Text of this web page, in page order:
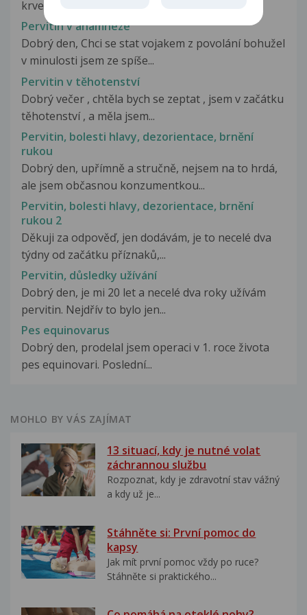
krve a moči do vojenské nemocnice,...
Pervitin v anamnéze
Dobrý den, Chci se stat vojakem z povolání bohužel
v minulosti jsem ze spíše...
Pervitin v těhotenství
Dobrý večer , chtěla bych se zeptat , jsem v začátku
těhotenství , a měla jsem...
Pervitin, bolesti hlavy, dezorientace, brnění
rukou
Dobrý den, upřímně a stručně, nejsem na to hrdá,
ale jsem občasnou konzumentkou...
Pervitin, bolesti hlavy, dezorientace, brnění
rukou 2
Děkuji za odpověď, jen dodávám, je to necelé dva
týdny od začátku příznaků,...
Pervitin, důsledky užívání
Dobrý den, je mi 20 let a necelé dva roky užívám
pervitin. Nejdřív to bylo jen...
Pes equinovarus
Dobrý den, prodelal jsem operaci v 1. roce života
pes equinovari. Poslední...
MOHLO BY VÁS ZAJÍMAT
13 situací, kdy je nutné volat
záchrannou službu
Rozpoznat, kdy je zdravotní stav vážný
a kdy už je...
Stáhněte si: První pomoc do
kapsy
Jak mít první pomoc vždy po ruce?
Stáhněte si praktického...